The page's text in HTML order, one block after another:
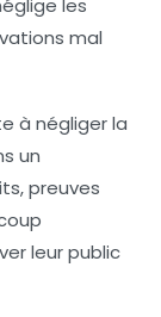
les
mal
à négliger la
un
preuves
leur public